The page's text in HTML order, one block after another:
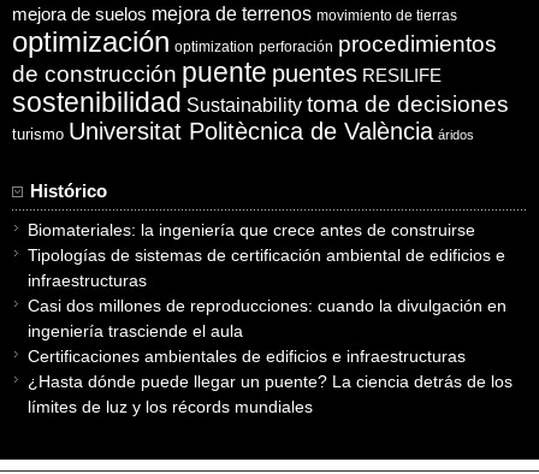
mejora de suelos mejora de terrenos movimiento de tierras
optimización optimization perforación procedimientos
de construcción puente puentes RESILIFE
sostenibilidad Sustainability toma de decisiones
turismo Universitat Politècnica de València áridos
Histórico
Biomateriales: la ingeniería que crece antes de construirse
Tipologías de sistemas de certificación ambiental de edificios e
infraestructuras
Casi dos millones de reproducciones: cuando la divulgación en
ingeniería trasciende el aula
Certificaciones ambientales de edificios e infraestructuras
¿Hasta dónde puede llegar un puente? La ciencia detrás de los
límites de luz y los récords mundiales